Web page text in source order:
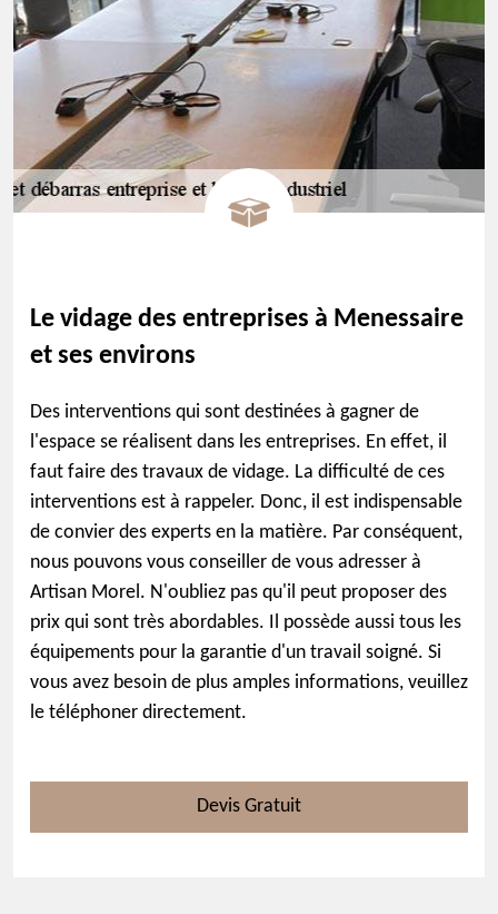
Le vidage des entreprises à Menessaire
et ses environs
Des interventions qui sont destinées à gagner de
l'espace se réalisent dans les entreprises. En effet, il
faut faire des travaux de vidage. La difficulté de ces
interventions est à rappeler. Donc, il est indispensable
de convier des experts en la matière. Par conséquent,
nous pouvons vous conseiller de vous adresser à
Artisan Morel. N'oubliez pas qu'il peut proposer des
prix qui sont très abordables. Il possède aussi tous les
équipements pour la garantie d'un travail soigné. Si
vous avez besoin de plus amples informations, veuillez
le téléphoner directement.
Devis Gratuit